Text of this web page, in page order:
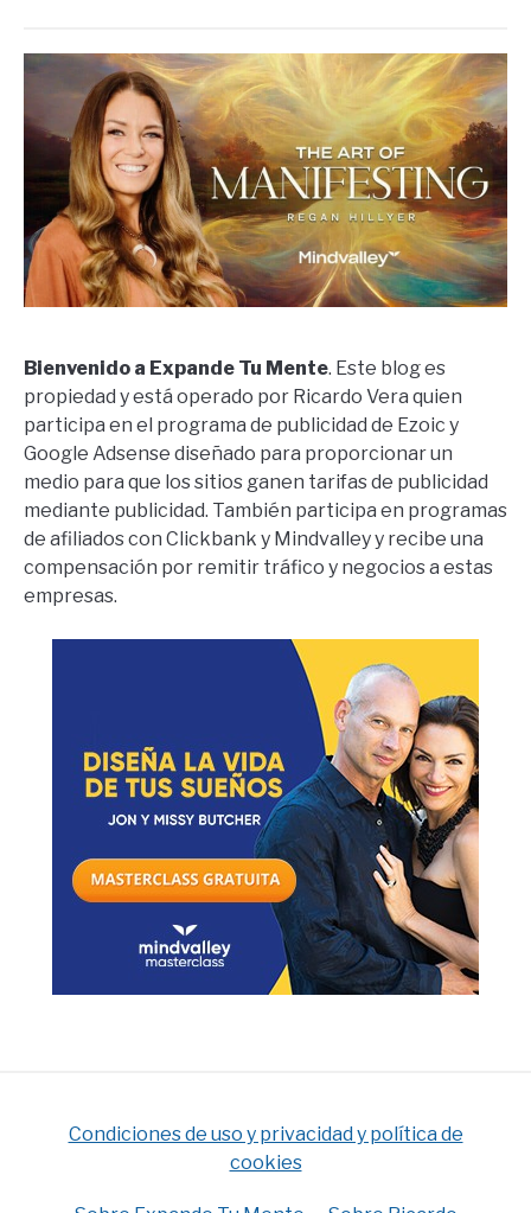
Bienvenido a Expande Tu Mente. Este blog es
propiedad y está operado por Ricardo Vera quien
participa en el programa de publicidad de Ezoic y
Google Adsense diseñado para proporcionar un
medio para que los sitios ganen tarifas de publicidad
mediante publicidad. También participa en programas
de afiliados con Clickbank y Mindvalley y recibe una
compensación por remitir tráfico y negocios a estas
empresas.
Condiciones de uso y privacidad y política de
cookies